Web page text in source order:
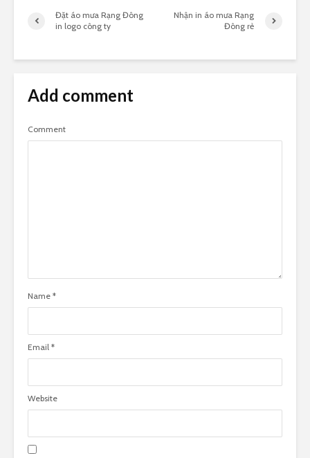
Đặt áo mưa Rạng Đông
in logo công ty
Nhận in áo mưa Rạng
Đông rẻ
Add comment
Comment
Name *
Email *
Website